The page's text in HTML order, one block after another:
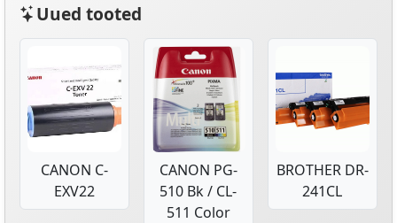
Uued tooted
CANON C-
EXV22
CANON PG-
510 Bk / CL-
511 Color
BROTHER DR-
241CL